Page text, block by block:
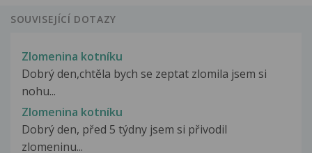
SOUVISEJÍCÍ DOTAZY
Zlomenina kotníku
Dobrý den,chtěla bych se zeptat zlomila jsem si
nohu...
Zlomenina kotníku
Dobrý den, před 5 týdny jsem si přivodil
zlomeninu...